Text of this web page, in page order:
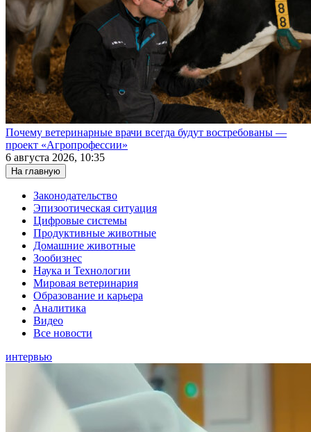
Почему ветеринарные врачи всегда будут востребованы —
проект «Агропрофессии»
6 августа 2026, 10:35
На главную
Законодательство
Эпизоотическая ситуация
Цифровые системы
Продуктивные животные
Домашние животные
Зообизнес
Наука и Технологии
Мировая ветеринария
Образование и карьера
Аналитика
Видео
Все новости
интервью